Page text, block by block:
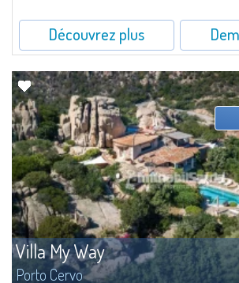
Découvrez plus
Villa My Way
Porto Cervo